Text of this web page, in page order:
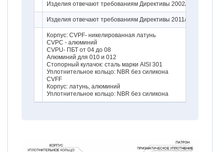
Изделия отвечают требованиям Директивы 2002/95/EC
Изделия отвечают требованиям Директивы 2011/65/EU
Корпус: CVPF- никелированная латунь
CVPC - алюминий
CVPU- ПБТ от 04 до 08
Алюминий для 010 и 012
Стопорный кулачок: сталь марки AISI 301
Уплотнительное кольцо: NBR без силикона
CVFF
Корпус: латунь, алюминий
Уплотнительное кольцо: NBR без силикона